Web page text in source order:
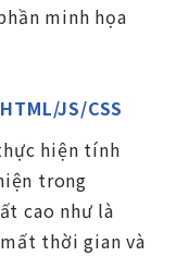
minh họa
JS/CSS
hiện tính
trong
cao như là
thời gian và